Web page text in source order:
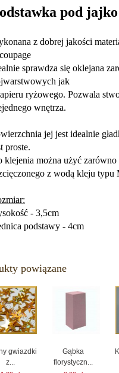
pod
z dobrej jakości
sprawdza się oklejana
jak
ryżowego. Pozwala
wnętrza.
jej jest idealnie
proste.
klejenia można użyć
z wodą kleju typu
- 3,5cm
podstawy - 4cm
powiązane
gwiazdki
z...
Gąbka
florystyczn...